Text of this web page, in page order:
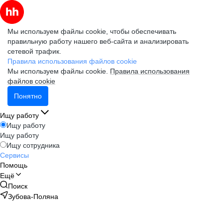
Мы используем файлы cookie, чтобы обеспечивать
правильную работу нашего веб-сайта и анализировать
сетевой трафик.
Правила использования файлов cookie
Мы используем файлы cookie. Правила использования
файлов cookie
Понятно
Ищу работу
Ищу работу
Ищу работу
Ищу сотрудника
Сервисы
Помощь
Ещё
Поиск
Зубова-Поляна